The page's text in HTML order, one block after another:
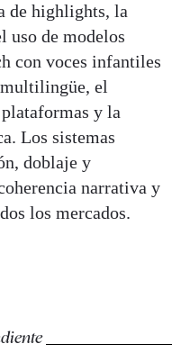
de highlights, la
uso de modelos
con voces infantiles
el
y la
Los sistemas
doblaje y
narrativa y
los mercados.